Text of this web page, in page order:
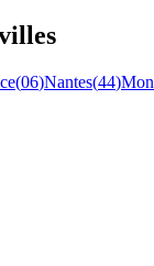
(06)Nantes(44)